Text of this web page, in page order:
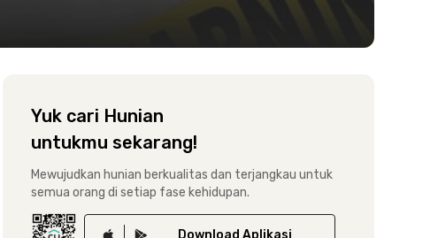
Yuk cari Hunian
untukmu sekarang!
Mewujudkan hunian berkualitas dan terjangkau untuk
semua orang di setiap fase kehidupan.
Download Aplikasi